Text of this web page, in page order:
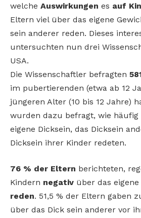
welche Auswirkungen es auf
Eltern viel über das eigene
sein anderer reden. Dieses
untersuchten nun drei
USA.
Die Wissenschaftler befragten
im pubertierenden (etwa ab 12
jüngeren Alter (10 bis 12 Jahre)
wurden dazu befragt, wie häufig
eigene Dicksein, das Dicksein
Dicksein ihrer Kinder redeten.
76 % der Eltern berichteten,
Kindern negativ über das eigene
reden. 51,5 % der Eltern gaben
über das Dick sein anderer vor